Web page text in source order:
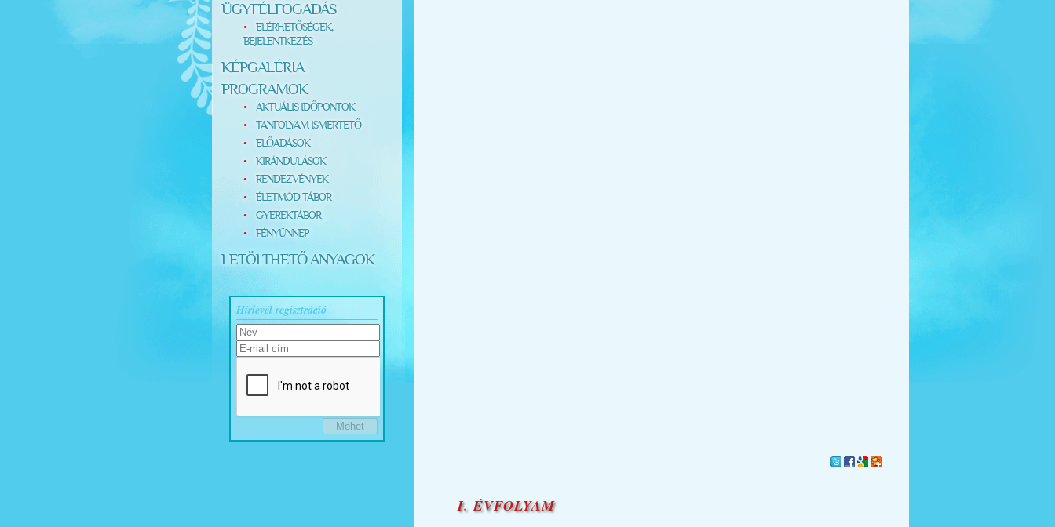
ÜGYFÉLFOGADÁS
ELÉRHETŐSÉGEK,
BEJELENTKEZÉS
KÉPGALÉRIA
PROGRAMOK
AKTUÁLIS IDŐPONTOK
TANFOLYAM ISMERTETŐ
ELŐADÁSOK
KIRÁNDULÁSOK
RENDEZVÉNYEK
ÉLETMÓD TÁBOR
GYEREKTÁBOR
FÉNYÜNNEP
LETÖLTHETŐ ANYAGOK
Hírlevél regisztráció
I. ÉVFOLYAM